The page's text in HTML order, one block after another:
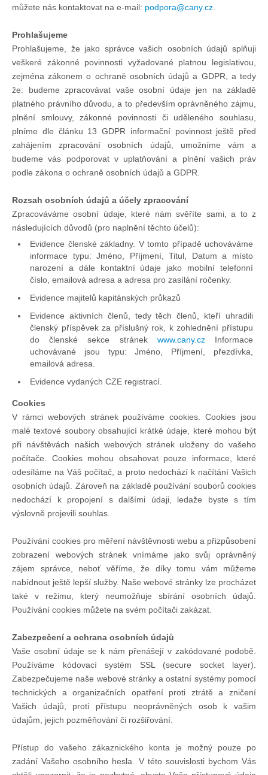
Lodě - technika (tech. způsobilost)
Lodě - registrace
Rádio (MF, HF, VHF)
Kapitánské zkoušky
Ostatní
Soutěže a závody
Offshore Cup
Pohár mistrů
Osobnost roku
Mezinárodní pohár
Modrá stuha
Pohárové závody
Kvízy
O lodích a plavbách
Přednášky
O plavbách českých jachtařů
Převzaté články ze zahraničí
Ostatní články
Plavební oblasti
Fotogalerie
můžete nás kontaktovat na e-mail:
Prohlašujeme
Prohlašujeme, že jako správce vašich osobních údajů splňuji
veškeré zákonné povinnosti vyžadované platnou legislativou,
zejména zákonem o ochraně osobních údajů a GDPR, a tedy
že: budeme zpracovávat vaše osobní údaje jen na základě
platného právního důvodu, a to především oprávněného zájmu,
plnění smlouvy, zákonné povinnosti či uděleného souhlasu,
plníme dle článku 13 GDPR informační povinnost ještě před
zahájením zpracování osobních údajů, umožníme vám a
budeme vás podporovat v uplatňování a plnění vašich práv
podle zákona o ochraně osobních údajů a GDPR.
Rozsah osobních údajů a účely zpracování
Zpracováváme osobní údaje, které nám svěříte sami, a to z
následujících důvodů (pro naplnění těchto účelů):
Evidence členské základny. V tomto případě uchováváme
informace typu: Jméno, Příjmení, Titul, Datum a místo
narození a dále kontaktní údaje jako mobilní telefonní
číslo, emailová adresa a adresa pro zasílání ročenky.
Evidence majitelů kapitánských průkazů
Evidence aktivních členů, tedy těch členů, kteří uhradili
členský příspěvek za příslušný rok, k zohlednění přístupu
do členské sekce stránek www.cany.czInformace
uchovávané jsou typu: Jméno, Příjmení, přezdívka,
emailová adresa.
Evidence vydaných CZE registrací.
Cookies
V rámci webových stránek používáme cookies. Cookies jsou
malé textové soubory obsahující krátké údaje, které mohou být
při návštěvách našich webových stránek uloženy do vašeho
počítače. Cookies mohou obsahovat pouze informace, které
odesíláme na Váš počítač, a proto nedochází k načítání Vašich
osobních údajů. Zároveň na základě používání souborů cookies
nedochází k propojení s dalšími údaji, ledaže byste s tím
výslovně projevili souhlas.
Používání cookies pro měření návštěvnosti webu a přizpůsobení
zobrazení webových stránek vnímáme jako svůj oprávněný
zájem správce, neboť věříme, že díky tomu vám můžeme
nabídnout ještě lepší služby. Naše webové stránky lze procházet
také v režimu, který neumožňuje sbírání osobních údajů.
Používání cookies můžete na svém počítači zakázat.
Zabezpečení a ochrana osobních údajů
Vaše osobní údaje se k nám přenášejí v zakódované podobě.
Používáme kódovací systém SSL (secure socket layer).
Zabezpečujeme naše webové stránky a ostatní systémy pomocí
technických a organizačních opatření proti ztrátě a zničení
Vašich údajů, proti přístupu neoprávněných osob k vašim
údajům, jejich pozměňování či rozšiřování.
Přístup do vašeho zákaznického konta je možný pouze po
zadání Vašeho osobního hesla. V této souvislosti bychom Vás